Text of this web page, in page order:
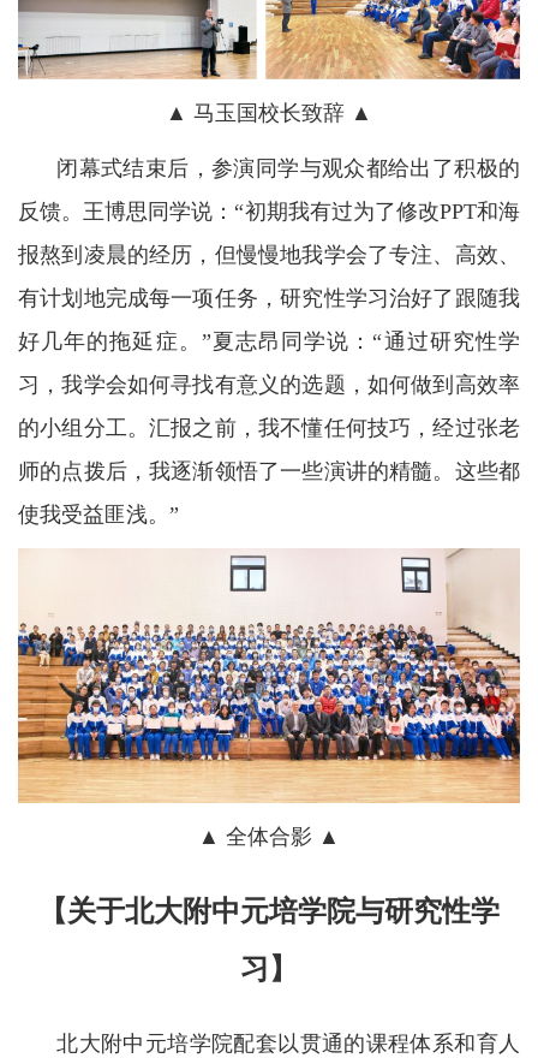
▲ 马玉国校长致辞 ▲
闭幕式结束后，参演同学与观众都给出了积极的
反馈。王博思同学说：“初期我有过为了修改PPT和海
报熬到凌晨的经历，但慢慢地我学会了专注、高效、
有计划地完成每一项任务，研究性学习治好了跟随我
好几年的拖延症。”夏志昂同学说：“通过研究性学
习，我学会如何寻找有意义的选题，如何做到高效率
的小组分工。汇报之前，我不懂任何技巧，经过张老
师的点拨后，我逐渐领悟了一些演讲的精髓。这些都
使我受益匪浅。”
▲ 全体合影 ▲
【关于北大附中元培学院与研究性学
习】
北大附中元培学院配套以贯通的课程体系和育人